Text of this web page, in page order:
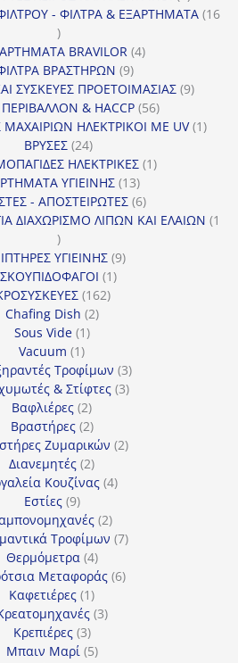
προϊόν
- ΦΙΛΤΡΑ & ΕΞΑΡΤΗΜΑΤΑ 16
16
προϊόντα
BRAVILOR 44
ΒΡΑΣΤΗΡΩΝ 99
προϊόντα
ΣΥΣΚΕΥΕΣ ΠΡΟΕΤΟΙΜΑΣΙΑΣ 99
ΠΕΡΙΒΑΛΛΟΝ & HACCP 5656
προϊόντα
ΗΛΕΚΤΡΙΚΟΙ ΜΕ UV 11
ΒΡΥΣΕΣ 2424
προϊόντα
ΗΛΕΚΤΡΙΚΕΣ 11
ΥΓΙΕΙΝΗΣ 1313
προϊόντα
- ΑΠΟΣΤΕΙΡΩΤΕΣ 66
προϊόντα
ΔΙΑΧΩΡΙΣΜΟ ΛΙΠΩΝ ΚΑΙ ΕΛΑΙΩΝ 1
1
προϊόν
ΥΓΙΕΙΝΗΣ 99
ΣΚΟΥΠΙΔΟΦΑΓΟΙ 11
162162
Chafing Dish 22
Sous Vide 11
Vacuum 11
προϊόν
Τροφίμων 33
προϊόντα
& Στίφτες 33
Βαφλιέρες 22
προϊόντα
Βραστήρες 22
προϊόντα
Ζυμαρικών 22
Διανεμητές 22
προϊόντα
Κουζίνας 44
Εστίες 99
προϊόντα
22
προϊόντα
Τροφίμων 77
Θερμόμετρα 44
προϊόντα
Μεταφοράς 66
Καφετιέρες 11
προϊόν
33
Κρεπιέρες 33
προϊόντα
Μπαιν Μαρί 55